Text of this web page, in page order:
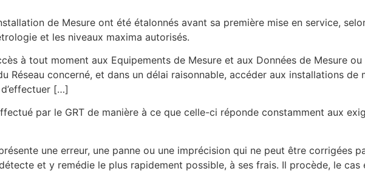
de Mesure ont été étalonnés avant sa première mise en service,
et les niveaux maxima autorisés.
à tout moment aux Equipements de Mesure et aux Données de Mesure
Réseau concerné, et dans un délai raisonnable, accéder aux installations de
[…]
par le GRT de manière à ce que celle-ci réponde constamment aux
une erreur, une panne ou une imprécision qui ne peut être corrigées
et y remédie le plus rapidement possible, à ses frais. Il procède, le